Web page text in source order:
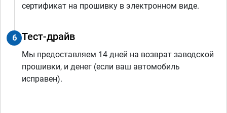
сертификат на прошивку в электронном виде.
6 Тест-драйв
Мы предоставляем 14 дней на возврат заводской
прошивки, и денег (если ваш автомобиль
исправен).